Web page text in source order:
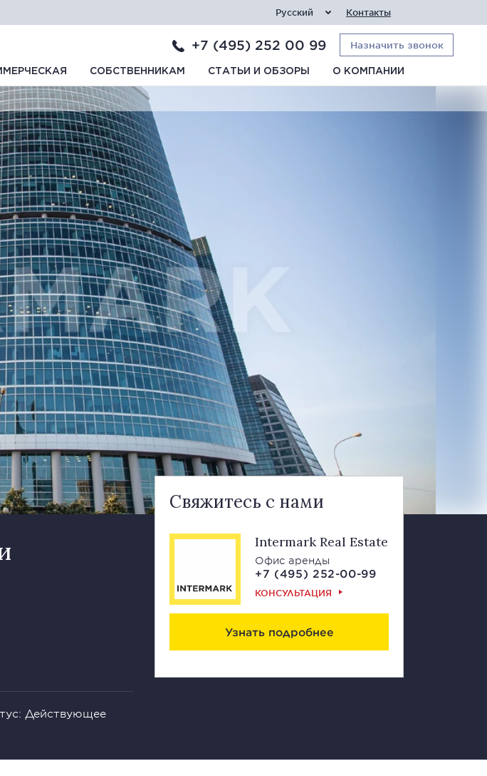
Русский Контакты
+7 (495) 252 00 99 Назначить звонок
СОБСТВЕННИКАМ СТАТЬИ И ОБЗОРЫ О КОМПАНИИ
Действующее
Свяжитесь с нами
Intermark Real Estate
Офис аренды
+7 (495) 252-00-99
КОНСУЛЬТАЦИЯ
Узнать подробнее